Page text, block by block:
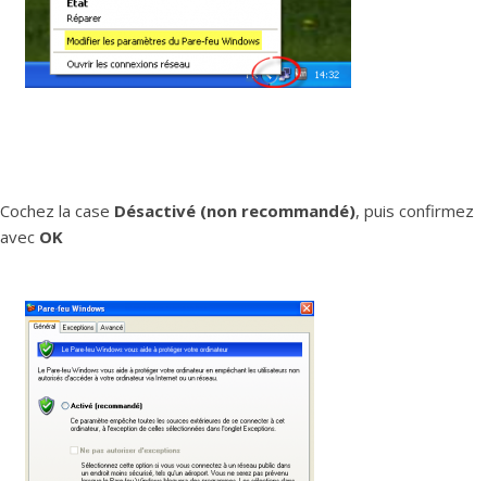
Cochez la case Désactivé (non recommandé), puis confirmez
avec OK